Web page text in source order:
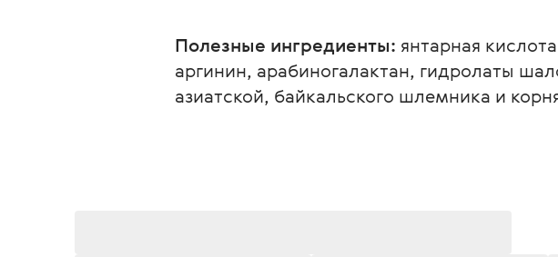
Полезные ингредиенты: янтарная
аргинин, арабиногалактан, гидролаты
азиатской, байкальского шлемника и